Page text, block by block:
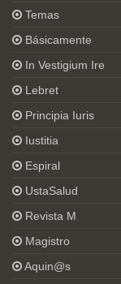
Temas
Básicamente
In Vestigium Ire
Lebret
Principia Iuris
Iustitia
Espiral
UstaSalud
Revista M
Magistro
Aquin@s